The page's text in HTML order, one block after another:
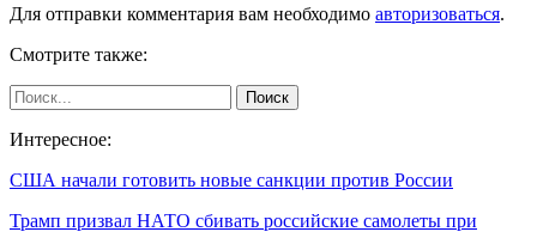
Для отправки комментария вам необходимо авторизоваться.
Смотрите также:
Интересное:
США начали готовить новые санкции против России
Трамп призвал НАТО сбивать российские самолеты при